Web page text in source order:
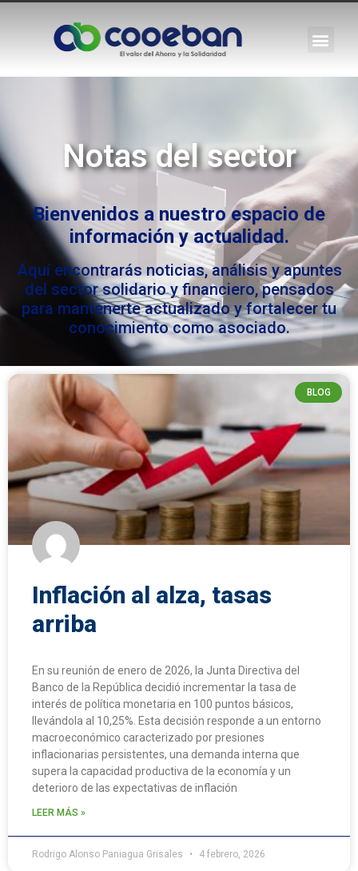
Notas del sector
Bienvenidos a nuestro espacio de
información y actualidad.
Aquí encontrarás noticias, análisis y apuntes
del sector solidario y financiero, pensados
para mantenerte actualizado y fortalecer tu
conocimiento como asociado.
BLOG
Inflación al alza, tasas
arriba
En su reunión de enero de 2026, la Junta Directiva del
Banco de la República decidió incrementar la tasa de
interés de política monetaria en 100 puntos básicos,
llevándola al 10,25%. Esta decisión responde a un entorno
macroeconómico caracterizado por presiones
inflacionarias persistentes, una demanda interna que
supera la capacidad productiva de la economía y un
deterioro de las expectativas de inflación
LEER MÁS »
Rodrigo Alonso Paniagua Grisales 4 febrero, 2026